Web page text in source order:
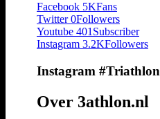
Facebook 5KFans
Twitter 0Followers
Youtube 401 Subscriber
Instagram 3.2KFollowers
Instagram #Triathlon
Over 3athlon.nl